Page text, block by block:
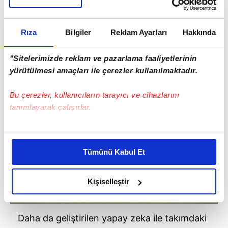
Rıza Bilgiler Reklam Ayarları Hakkında
"Sitelerimizde reklam ve pazarlama faaliyetlerinin
yürütülmesi amaçları ile çerezler kullanılmaktadır.
Bu çerezler, kullanıcıların tarayıcı ve cihazlarını
tanımlayarak çalışırlar.
Bu çerezlere izin vermeniz halinde sizlere özel
daha iyi reklam deneyimi yaşatabiliriz. Bunu yaparken
amacımızın size daha iyi bir reklam deneyimi sunmak
olduğunu ve sizlere en iyi içerikleri sunabilmek adına
elimizden gelen çabayı gösterdiğimizi ve bu noktada,
reklamların maliyetlerimizi karşılamak noktasında tek gelir
kalemimiz olduğunu sizlere hatırlatmak isteriz.
Tümünü Kabul Et
Kişiselleştir
EA Sports, geçtiğimiz sene değiştirdiği top
fiziğini biraz daha geliştirerek olağan dışı top
hareketlerini en aza indirmiş.
Daha da geliştirilen yapay zeka ile takımdaki